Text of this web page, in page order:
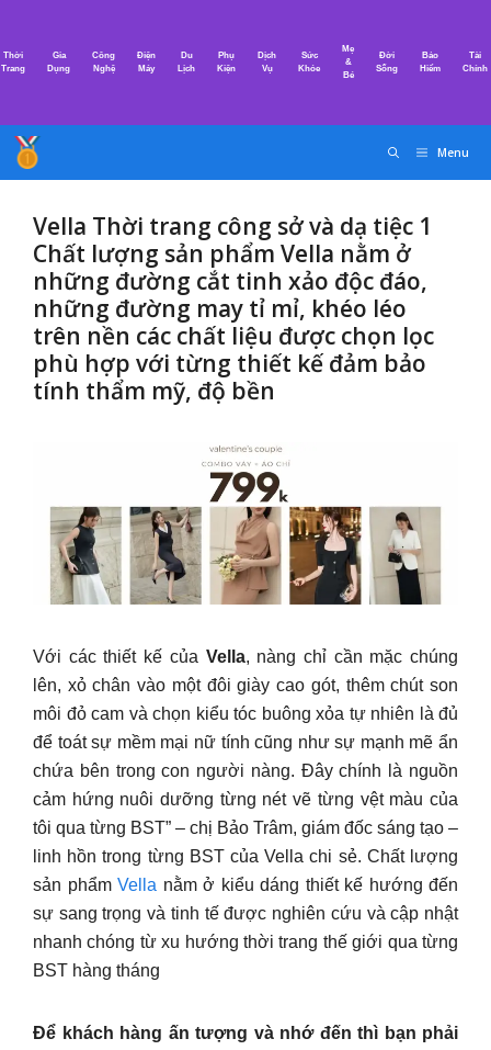
nội
Thời
Trang
Gia
Dụng
Công
Nghệ
Điện
Máy
Du
Lịch
Phụ
Kiện
Dịch
Vụ
Sức
Khỏe
Mẹ
&
Bé
Đời
Sống
Bảo
Hiểm
Tài
Chính
Menu
Vella Thời trang công sở và dạ tiệc 1
Chất lượng sản phẩm Vella nằm ở
những đường cắt tinh xảo độc đáo,
những đường may tỉ mỉ, khéo léo
trên nền các chất liệu được chọn lọc
phù hợp với từng thiết kế đảm bảo
tính thẩm mỹ, độ bền
Với các thiết kế của Vella, nàng chỉ cần mặc chúng
lên, xỏ chân vào một đôi giày cao gót, thêm chút son
môi đỏ cam và chọn kiểu tóc buông xỏa tự nhiên là đủ
để toát sự mềm mại nữ tính cũng như sự mạnh mẽ ẩn
chứa bên trong con người nàng. Đây chính là nguồn
cảm hứng nuôi dưỡng từng nét vẽ từng vệt màu của
tôi qua từng BST” – chị Bảo Trâm, giám đốc sáng tạo –
linh hồn trong từng BST của Vella chi sẻ. Chất lượng
sản phẩm Vella nằm ở kiểu dáng thiết kế hướng đến
sự sang trọng và tinh tế được nghiên cứu và cập nhật
nhanh chóng từ xu hướng thời trang thế giới qua từng
BST hàng tháng
Để khách hàng ấn tượng và nhớ đến thì bạn phải